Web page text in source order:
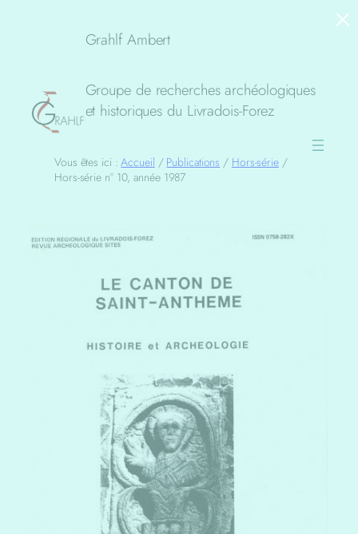
Grahlf Ambert
Groupe de recherches archéologiques
et historiques du Livradois-Forez
Vous êtes ici :Accueil / Publications / Hors-série/
Hors-série n° 10, année 1987
×